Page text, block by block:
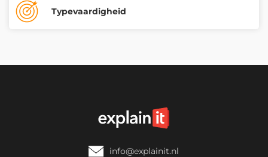
Typevaardigheid
info@explainit.nl